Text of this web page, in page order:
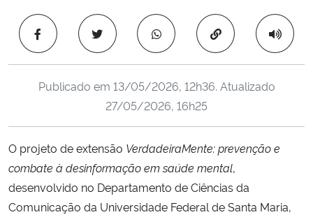
Ministério da Cidadania
Ministério da Saúde
Ministério de Minas e Energia
Ministério da Ciência, Tecnologia, Inovações e Comunicações
Ministério do Meio Ambiente
Ministério do Turismo
Copiar para área
Publicado em 13/05/2026, 12h36. Atualizado
27/05/2026, 16h25
O projeto de extensão VerdadeiraMente: prevenção e
combate à desinformação em saúde mental,
desenvolvido no Departamento de Ciências da
Comunicação da Universidade Federal de Santa Maria,